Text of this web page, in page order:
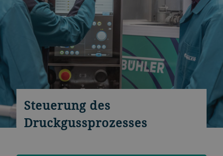
Steuerung des
Druckgussprozesses